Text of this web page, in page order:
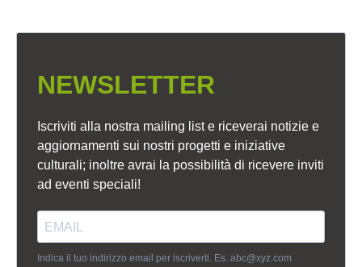
NEWSLETTER
Iscriviti alla nostra mailing list e riceverai notizie e
aggiornamenti sui nostri progetti e iniziative
culturali; inoltre avrai la possibilità di ricevere inviti
ad eventi speciali!
Indica il tuo indirizzo email per iscriverti. Es. abc@xyz.com